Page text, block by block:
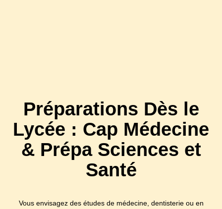
Préparations Dès le
Lycée : Cap Médecine
& Prépa Sciences et
Santé
Vous envisagez des études de médecine, dentisterie ou en